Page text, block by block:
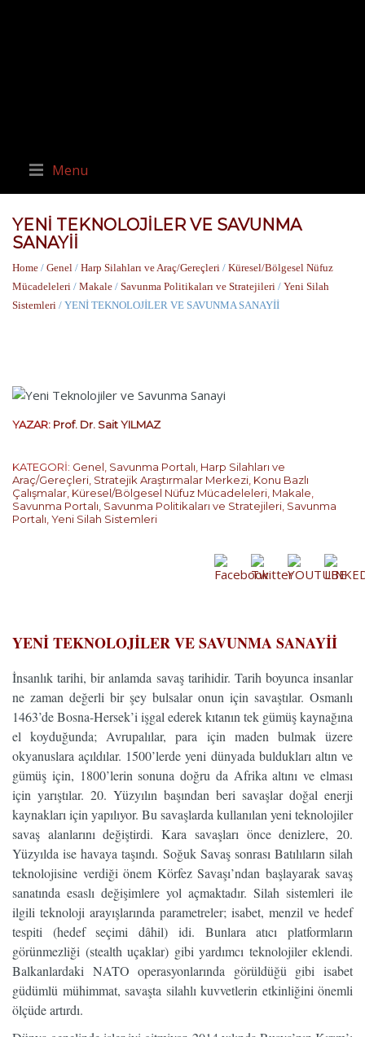
Menu
YENİ TEKNOLOJİLER VE SAVUNMA
SANAYİİ
Home / Genel / Harp Silahları ve Araç/Gereçleri / Küresel/Bölgesel Nüfuz
Mücadeleleri / Makale / Savunma Politikaları ve Stratejileri / Yeni Silah
Sistemleri / YENİ TEKNOLOJİLER VE SAVUNMA SANAYİİ
YAZAR: Prof. Dr. Sait YILMAZ
KATEGORİ: Genel, Savunma Portalı, Harp Silahları ve
Araç/Gereçleri, Stratejik Araştırmalar Merkezi, Konu Bazlı
Çalışmalar, Küresel/Bölgesel Nüfuz Mücadeleleri, Makale,
Savunma Portalı, Savunma Politikaları ve Stratejileri, Savunma
Portalı,Yeni Silah Sistemleri
YENİ TEKNOLOJİLER VE SAVUNMA SANAYİİ
İnsanlık tarihi, bir anlamda savaş tarihidir. Tarih boyunca insanlar
ne zaman değerli bir şey bulsalar onun için savaştılar. Osmanlı
1463’de Bosna-Hersek’i işgal ederek kıtanın tek gümüş kaynağına
el koyduğunda; Avrupalılar, para için maden bulmak üzere
okyanuslara açıldılar. 1500’lerde yeni dünyada buldukları altın ve
gümüş için, 1800’lerin sonuna doğru da Afrika altını ve elması
için yarıştılar. 20. Yüzyılın başından beri savaşlar doğal enerji
kaynakları için yapılıyor. Bu savaşlarda kullanılan yeni teknolojiler
savaş alanlarını değiştirdi. Kara savaşları önce denizlere, 20.
Yüzyılda ise havaya taşındı. Soğuk Savaş sonrası Batılıların silah
teknolojisine verdiği önem Körfez Savaşı’ndan başlayarak savaş
sanatında esaslı değişimlere yol açmaktadır. Silah sistemleri ile
ilgili teknoloji arayışlarında parametreler; isabet, menzil ve hedef
tespiti (hedef seçimi dâhil) idi. Bunlara atıcı platformların
görünmezliği (stealth uçaklar) gibi yardımcı teknolojiler eklendi.
Balkanlardaki NATO operasyonlarında görüldüğü gibi isabet
güdümlü mühimmat, savaşta silahlı kuvvetlerin etkinliğini önemli
ölçüde artırdı.